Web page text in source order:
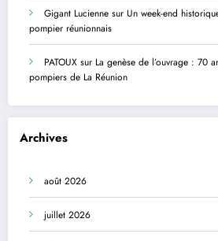
Gigant Lucienne sur Un week-end
pompier réunionnais
PATOUX sur La genèse de l’ouvrage : 70
pompiers de La Réunion
Archives
août 2026
juillet 2026